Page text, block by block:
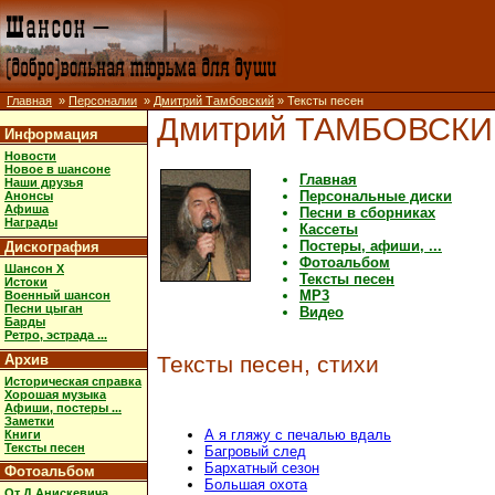
Главная » Персоналии » Дмитрий Тамбовский » Тексты песен
Информация
Новости
Новое в шансоне
Наши друзья
Анонсы
Афиша
Награды
Дискография
Шансон X
Истоки
Военный шансон
Песни цыган
Барды
Ретро, эстрада ...
Архив
Историческая справка
Хорошая музыка
Афиши, постеры ...
Заметки
Книги
Тексты песен
Фотоальбом
Дмитрий
Главная
Персональные диски
Песни в сборниках
Кассеты
Постеры, афиши, ...
Фотоальбом
Тексты песен
MP3
Видео
Тексты песен, стихи
А я гляжу с печалью вдаль
Багровый след
Бархатный сезон
Большая охота